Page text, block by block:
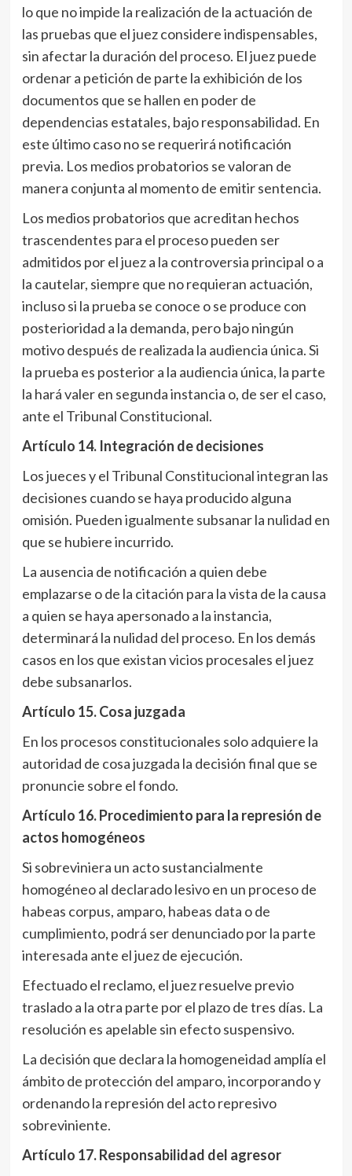
lo que no impide la realización de la actuación de
las pruebas que el juez considere indispensables,
sin afectar la duración del proceso. El juez puede
ordenar a petición de parte la exhibición de los
documentos que se hallen en poder de
dependencias estatales, bajo responsabilidad. En
este último caso no se requerirá notificación
previa. Los medios probatorios se valoran de
manera conjunta al momento de emitir sentencia.
Los medios probatorios que acreditan hechos
trascendentes para el proceso pueden ser
admitidos por el juez a la controversia principal o a
la cautelar, siempre que no requieran actuación,
incluso si la prueba se conoce o se produce con
posterioridad a la demanda, pero bajo ningún
motivo después de realizada la audiencia única. Si
la prueba es posterior a la audiencia única, la parte
la hará valer en segunda instancia o, de ser el caso,
ante el Tribunal Constitucional.
Artículo 14. Integración de decisiones
Los jueces y el Tribunal Constitucional integran las
decisiones cuando se haya producido alguna
omisión. Pueden igualmente subsanar la nulidad en
que se hubiere incurrido.
La ausencia de notificación a quien debe
emplazarse o de la citación para la vista de la causa
a quien se haya apersonado a la instancia,
determinará la nulidad del proceso. En los demás
casos en los que existan vicios procesales el juez
debe subsanarlos.
Artículo 15. Cosa juzgada
En los procesos constitucionales solo adquiere la
autoridad de cosa juzgada la decisión final que se
pronuncie sobre el fondo.
Artículo 16. Procedimiento para la represión de
actos homogéneos
Si sobreviniera un acto sustancialmente
homogéneo al declarado lesivo en un proceso de
habeas corpus, amparo, habeas data o de
cumplimiento, podrá ser denunciado por la parte
interesada ante el juez de ejecución.
Efectuado el reclamo, el juez resuelve previo
traslado a la otra parte por el plazo de tres días. La
resolución es apelable sin efecto suspensivo.
La decisión que declara la homogeneidad amplía el
ámbito de protección del amparo, incorporando y
ordenando la represión del acto represivo
sobreviniente.
Artículo 17. Responsabilidad del agresor